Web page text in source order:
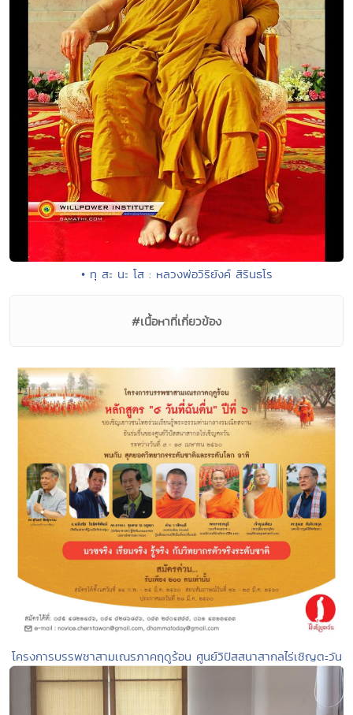
• ทุ สะ นะ โส : หลวงพ่อวิริยังค์ สิรินธโร
#เนื้อหาที่เกี่ยวข้อง
โครงการบรรพชาสามเณรภาคฤดูร้อน ศูนย์วิปัสสนาสากลไร่เชิญตะวัน